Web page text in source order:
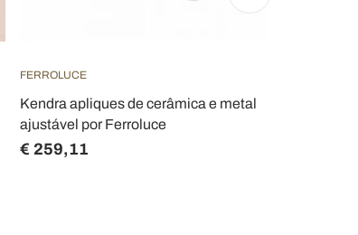
FERROLUCE
Kendra apliques de cerâmica e metal
ajustável por Ferroluce
€ 259,11